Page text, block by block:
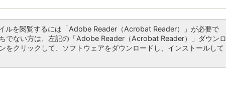
ルを閲覧するには「Adobe Reader（Acrobat Reader）」が必要で
でない方は、左記の「Adobe Reader（Acrobat Reader）」ダウンロ
をクリックして、ソフトウェアをダウンロードし、インストールして